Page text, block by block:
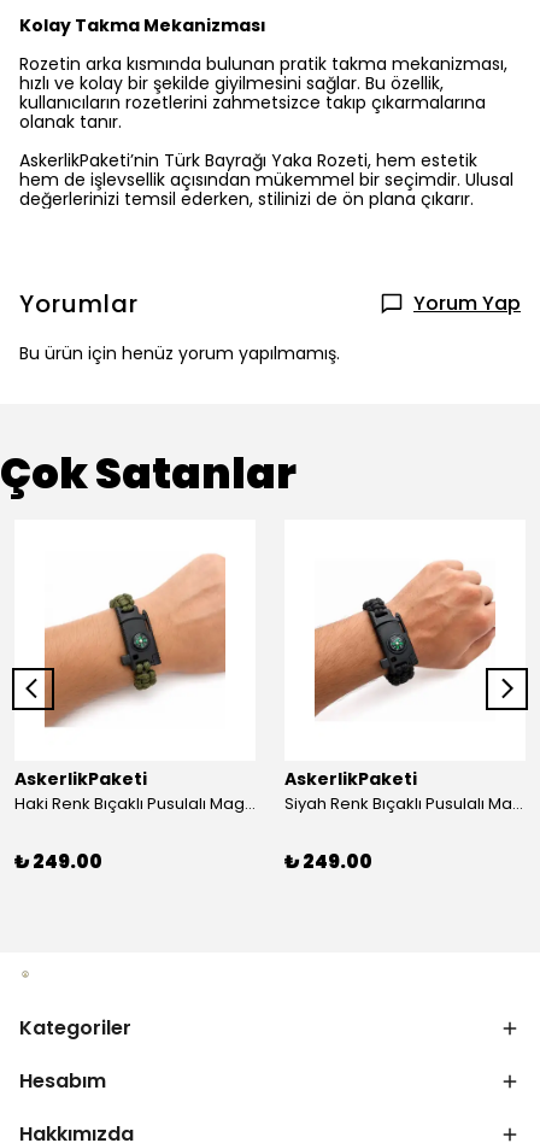
Kolay Takma Mekanizması
Rozetin arka kısmında bulunan pratik takma mekanizması,
hızlı ve kolay bir şekilde giyilmesini sağlar. Bu özellik,
kullanıcıların rozetlerini zahmetsizce takıp çıkarmalarına
olanak tanır.
AskerlikPaketi’nin Türk Bayrağı Yaka Rozeti, hem estetik
hem de işlevsellik açısından mükemmel bir seçimdir. Ulusal
değerlerinizi temsil ederken, stilinizi de ön plana çıkarır.
Yorumlar Yorum Yap
Bu ürün için henüz yorum yapılmamış.
Çok Satanlar
AskerlikPaketi
Haki Renk Bıçaklı Pusulalı Magnezyum Çubuklu Düdüklü Paracord Bileklik
₺ 249.00
AskerlikPaketi
Siyah Renk Bıçaklı Pusulalı Magnezyum Çubuklu Düdüklü Paracord Bileklik
₺ 249.00
Kategoriler
Hesabım
Hakkımızda